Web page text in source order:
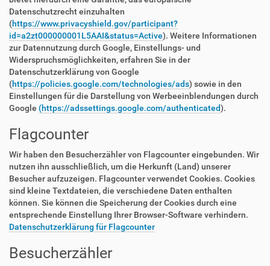
Datenschutzrecht einzuhalten
(https://www.privacyshield.gov/participant?
id=a2zt000000001L5AAI&status=Active). Weitere Informationen
zur Datennutzung durch Google, Einstellungs- und
Widerspruchsmöglichkeiten, erfahren Sie in der
Datenschutzerklärung von Google
(https://policies.google.com/technologies/ads) sowie in den
Einstellungen für die Darstellung von Werbeeinblendungen durch
Google (https://adssettings.google.com/authenticated).
Flagcounter
Wir haben den Besucherzähler von Flagcounter eingebunden. Wir
nutzen ihn ausschließlich, um die Herkunft (Land) unserer
Besucher aufzuzeigen. Flagcounter verwendet Cookies. Cookies
sind kleine Textdateien, die verschiedene Daten enthalten
können. Sie können die Speicherung der Cookies durch eine
entsprechende Einstellung Ihrer Browser-Software verhindern.
Datenschutzerklärung für Flagcounter
Besucherzähler